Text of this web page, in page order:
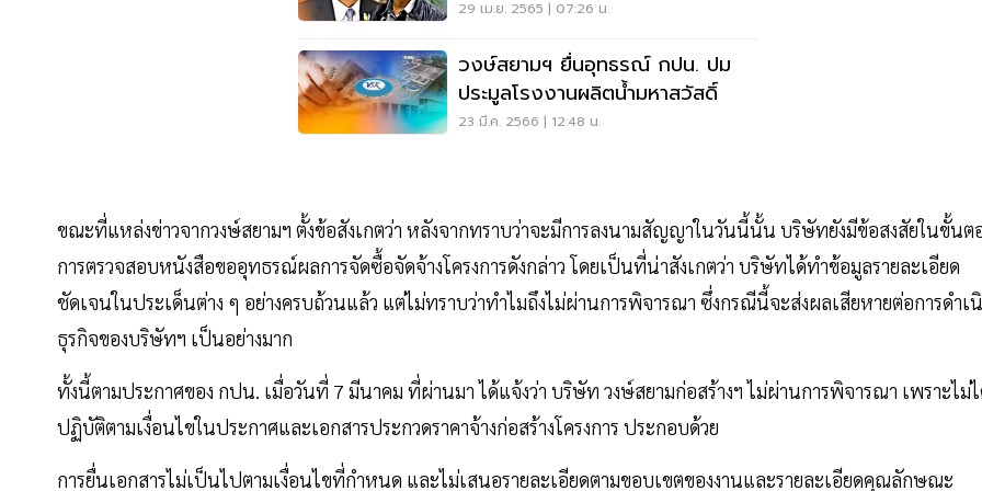
มหาสวัสดิ์
29 เม.ย. 2565 | 07:26 น.
วงษ์สยามฯ ยื่นอุทธรณ์ กปน. ปม
ประมูลโรงงานผลิตน้ำมหาสวัสดิ์
23 มี.ค. 2566 | 12:48 น.
ขณะที่แหล่งข่าวจากวงษ์สยามฯ ตั้งข้อสังเกตว่า หลังจากทราบว่าจะมีการลงนามสัญญาในวันนี้นั้น บริษัทยังมีข้อสงสัยในขั้นต
การตรวจสอบหนังสือขออุทธรณ์ผลการจัดซื้อจัดจ้างโครงการดังกล่าว โดยเป็นที่น่าสังเกตว่า บริษัทได้ทำข้อมูลรายละเอียด
ชัดเจนในประเด็นต่าง ๆ อย่างครบถ้วนแล้ว แต่ไม่ทราบว่าทำไมถึงไม่ผ่านการพิจารณา ซึ่งกรณีนี้จะส่งผลเสียหายต่อการดำเ
ธุรกิจของบริษัทฯ เป็นอย่างมาก
ทั้งนี้ตามประกาศของ กปน. เมื่อวันที่ 7 มีนาคม ที่ผ่านมา ได้แจ้งว่า บริษัท วงษ์สยามก่อสร้างฯ ไม่ผ่านการพิจารณา เพราะไม่
ปฏิบัติตามเงื่อนไขในประกาศและเอกสารประกวดราคาจ้างก่อสร้างโครงการ ประกอบด้วย
การยื่นเอกสารไม่เป็นไปตามเงื่อนไขที่กำหนด และไม่เสนอรายละเอียดตามขอบเขตของงานและรายละเอียดคุณลักษณะ